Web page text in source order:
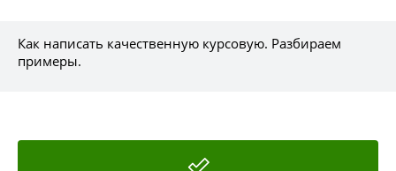
Как написать качественную курсовую. Разбираем
примеры.